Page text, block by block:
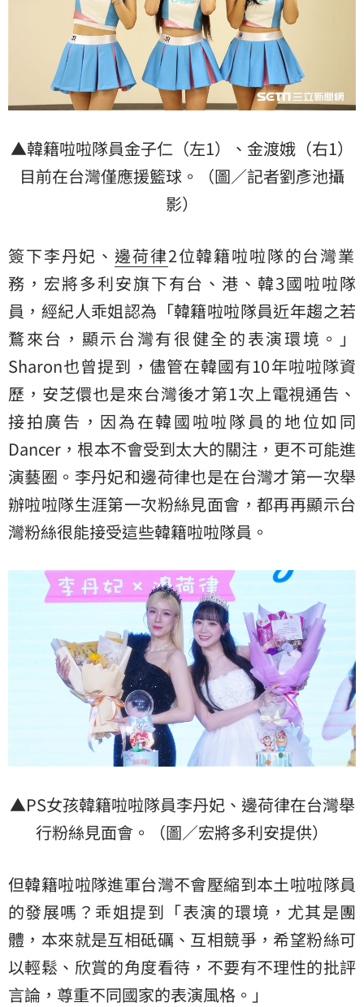
▲韓籍啦啦隊員金子仁（左1）、金渡娥（右1）
目前在台灣僅應援籃球。（圖／記者劉彥池攝
影）
簽下李丹妃、 邊荷律2位韓籍啦啦隊的台灣業
務，宏將多利安旗下有台、港、韓3國啦啦隊
員，經紀人乖姐認為「韓籍啦啦隊員近年趨之若
鶩來台，顯示台灣有很健全的表演環境。」
Sharon也曾提到，儘管在韓國有10年啦啦隊資
歷，安芝儇也是來台灣後才第1次上電視通告、
接拍廣告，因為在韓國啦啦隊員的地位如同
Dancer，根本不會受到太大的關注，更不可能進
演藝圈。李丹妃和邊荷律也是在台灣才第一次舉
辦啦啦隊生涯第一次粉絲見面會，都再再顯示台
灣粉絲很能接受這些韓籍啦啦隊員。
▲PS女孩韓籍啦啦隊員李丹妃、邊荷律在台灣舉
行粉絲見面會。（圖／宏將多利安提供）
但韓籍啦啦隊進軍台灣不會壓縮到本土啦啦隊員
的發展嗎？乖姐提到「表演的環境，尤其是團
體，本來就是互相砥礪、互相競爭，希望粉絲可
以輕鬆、欣賞的角度看待，不要有不理性的批評
言論，尊重不同國家的表演風格。」